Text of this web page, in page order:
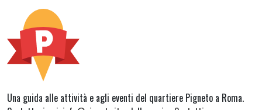
Una guida alle attività e agli eventi del quartiere Pigneto a Roma.